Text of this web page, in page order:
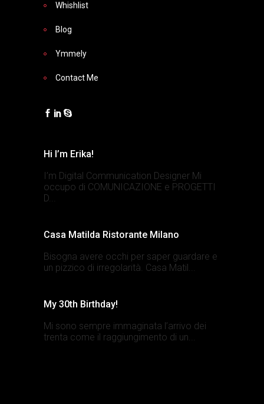
Whishlist
Blog
Ymmely
Contact Me
Hi I’m Erika!
I’m Digital Communication Designer Mi
occupo di COMUNICAZIONE e PROGETTI
D...
Casa Matilda Ristorante Milano
Bisogna avere occhi per saper guardare e
un pizzico di irregolarità. Casa Matil...
My 30th Birthday!
Mi sono sempre immaginata l’arrivo dei
trenta come il raggiungimento di un...